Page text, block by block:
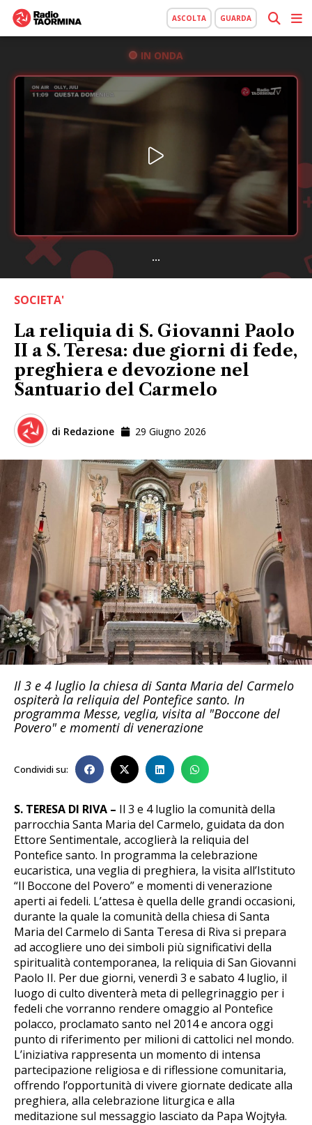
ASCOLTA GUARDA
IN ONDA
...
SOCIETA'
La reliquia di S. Giovanni Paolo
II a S. Teresa: due giorni di fede,
preghiera e devozione nel
Santuario del Carmelo
di Redazione 29 Giugno 2026
Il 3 e 4 luglio la chiesa di Santa Maria del Carmelo
ospiterà la reliquia del Pontefice santo. In
programma Messe, veglia, visita al "Boccone del
Povero" e momenti di venerazione
Condividi su:
S. TERESA DI RIVA – Il 3 e 4 luglio la comunità della
parrocchia Santa Maria del Carmelo, guidata da don
Ettore Sentimentale, accoglierà la reliquia del
Pontefice santo. In programma la celebrazione
eucaristica, una veglia di preghiera, la visita all’Istituto
“Il Boccone del Povero” e momenti di venerazione
aperti ai fedeli. L’attesa è quella delle grandi occasioni,
durante la quale la comunità della chiesa di Santa
Maria del Carmelo di Santa Teresa di Riva si prepara
ad accogliere uno dei simboli più significativi della
spiritualità contemporanea, la reliquia di San Giovanni
Paolo II. Per due giorni, venerdì 3 e sabato 4 luglio, il
luogo di culto diventerà meta di pellegrinaggio per i
fedeli che vorranno rendere omaggio al Pontefice
polacco, proclamato santo nel 2014 e ancora oggi
punto di riferimento per milioni di cattolici nel mondo.
L’iniziativa rappresenta un momento di intensa
partecipazione religiosa e di riflessione comunitaria,
offrendo l’opportunità di vivere giornate dedicate alla
preghiera, alla celebrazione liturgica e alla
meditazione sul messaggio lasciato da Papa Wojtyła.